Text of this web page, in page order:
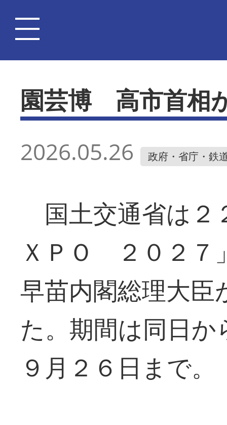
園芸博 高市首相
2026.05.26 政府・省庁・鉄
国土交通省は２
ＸＰＯ ２０２７
早苗内閣総理大
た。期間は同日
９月２６日まで。